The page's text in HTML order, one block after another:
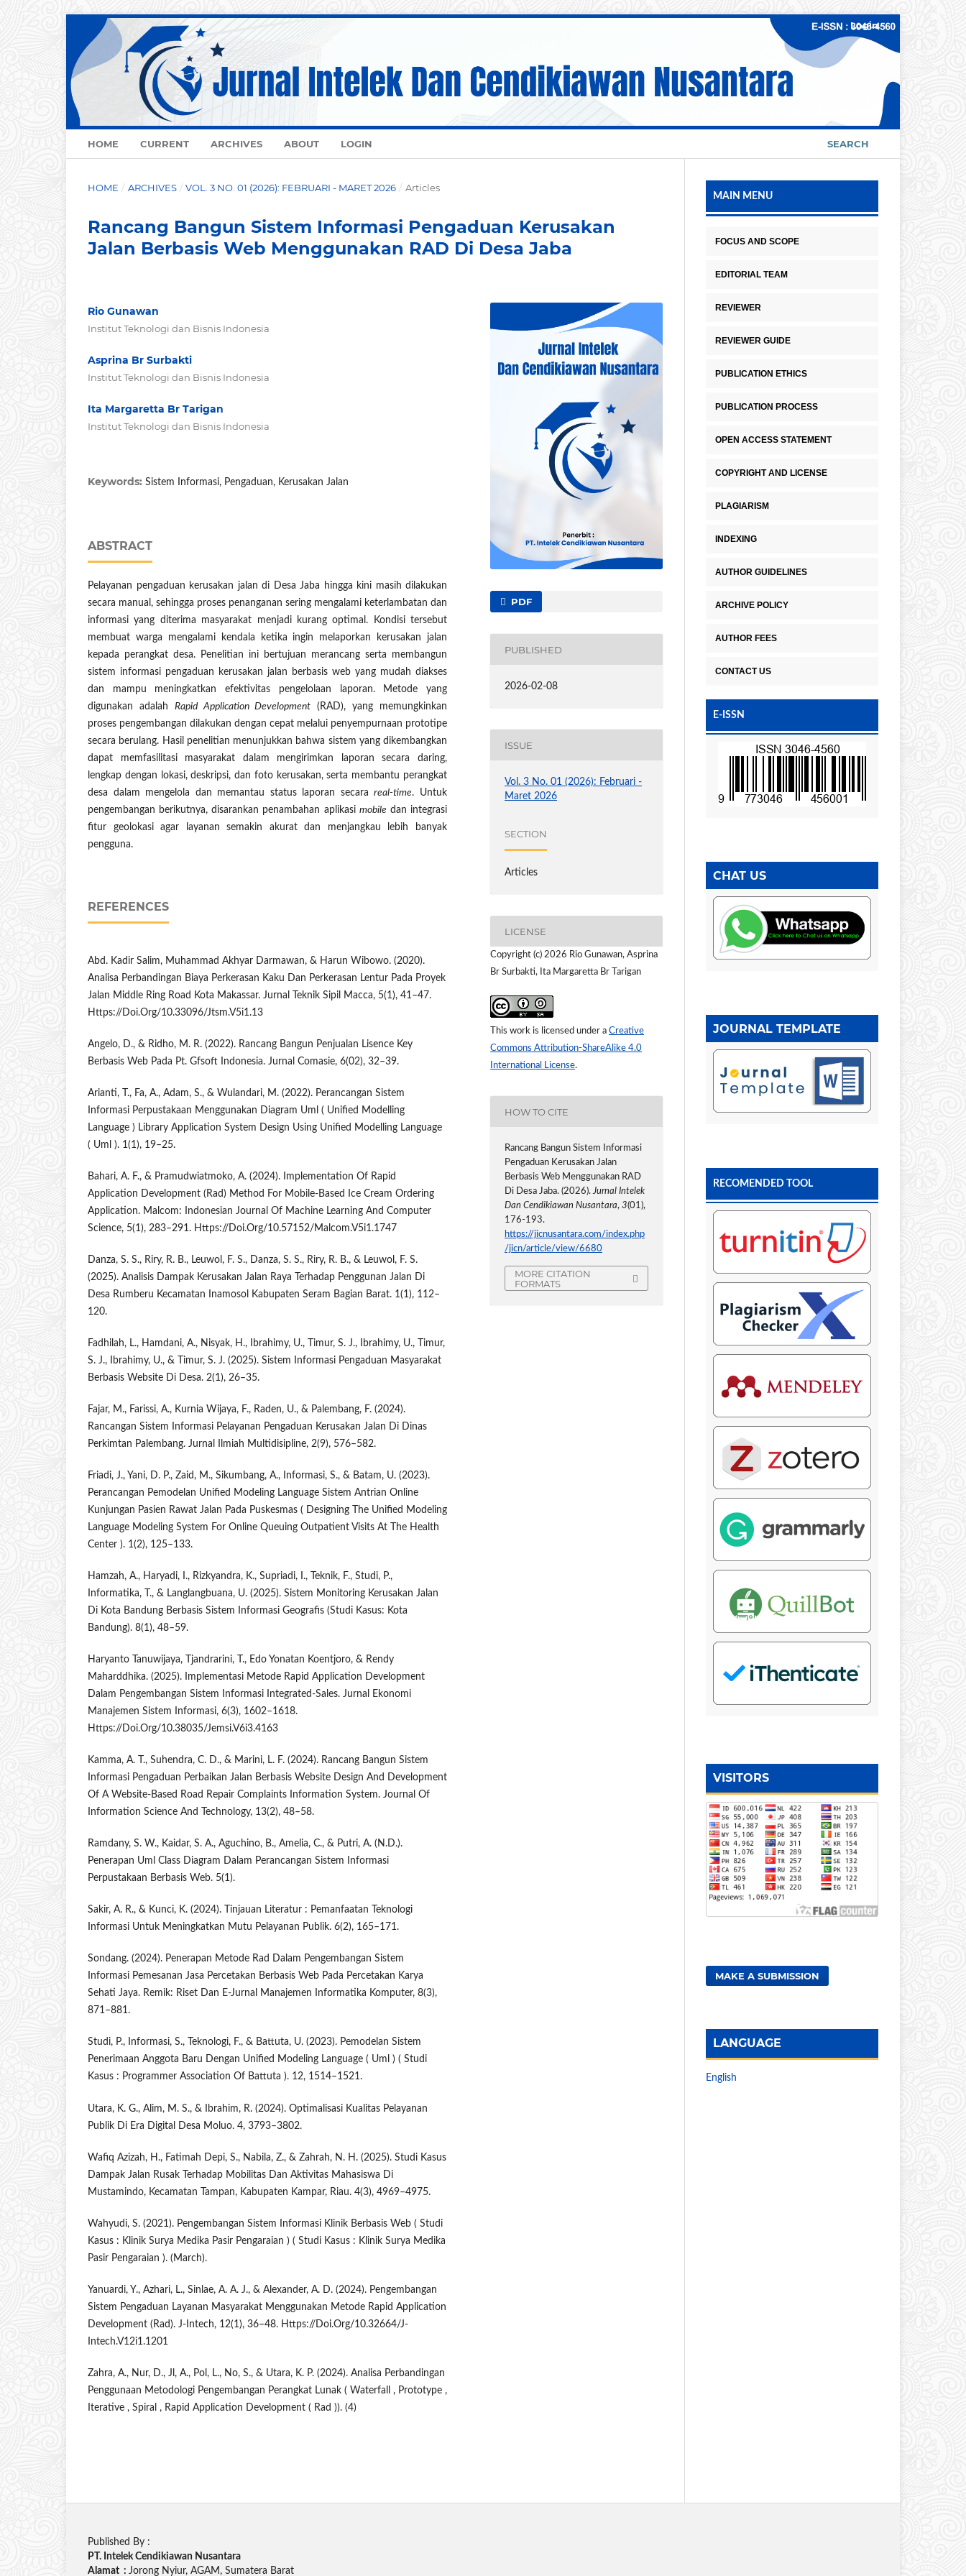
HOME CURRENT ARCHIVES ABOUT LOGIN SEARCH
Login
HOME / ARCHIVES / VOL. 3 NO. 01 (2026): FEBRUARI - MARET 2026 / Articles
Rancang Bangun Sistem Informasi Pengaduan Kerusakan
Jalan Berbasis Web Menggunakan RAD Di Desa Jaba
Rio Gunawan
Institut Teknologi dan Bisnis Indonesia
Asprina Br Surbakti
Institut Teknologi dan Bisnis Indonesia
Ita Margaretta Br Tarigan
Institut Teknologi dan Bisnis Indonesia
Keywords: Sistem Informasi, Pengaduan, Kerusakan Jalan
ABSTRACT
Pelayanan pengaduan kerusakan jalan di Desa Jaba hingga kini masih dilakukan
secara manual, sehingga proses penanganan sering mengalami keterlambatan dan
informasi yang diterima masyarakat menjadi kurang optimal. Kondisi tersebut
membuat warga mengalami kendala ketika ingin melaporkan kerusakan jalan
kepada perangkat desa. Penelitian ini bertujuan merancang serta membangun
sistem informasi pengaduan kerusakan jalan berbasis web yang mudah diakses
dan mampu meningkatkan efektivitas pengelolaan laporan. Metode yang
digunakan adalah Rapid Application Development (RAD), yang memungkinkan
proses pengembangan dilakukan dengan cepat melalui penyempurnaan prototipe
secara berulang. Hasil penelitian menunjukkan bahwa sistem yang dikembangkan
dapat memfasilitasi masyarakat dalam mengirimkan laporan secara daring,
lengkap dengan lokasi, deskripsi, dan foto kerusakan, serta membantu perangkat
desa dalam mengelola dan memantau status laporan secarareal-time. Untuk
pengembangan berikutnya, disarankan penambahan aplikasi mobile dan integrasi
fitur geolokasi agar layanan semakin akurat dan menjangkau lebih banyak
pengguna.
REFERENCES
Abd. Kadir Salim, Muhammad Akhyar Darmawan, & Harun Wibowo. (2020).
Analisa Perbandingan Biaya Perkerasan Kaku Dan Perkerasan Lentur Pada Proyek
Jalan Middle Ring Road Kota Makassar. Jurnal Teknik Sipil Macca, 5(1), 41–47.
Https://Doi.Org/10.33096/Jtsm.V5i1.13
Angelo, D., & Ridho, M. R. (2022). Rancang Bangun Penjualan Lisence Key
Berbasis Web Pada Pt. Gfsoft Indonesia. Jurnal Comasie, 6(02), 32–39.
Arianti, T., Fa, A., Adam, S., & Wulandari, M. (2022). Perancangan Sistem
Informasi Perpustakaan Menggunakan Diagram Uml ( Unified Modelling
Language ) Library Application System Design Using Unified Modelling Language
( Uml ). 1(1), 19–25.
Bahari, A. F., & Pramudwiatmoko, A. (2024). Implementation Of Rapid
Application Development (Rad) Method For Mobile-Based Ice Cream Ordering
Application. Malcom: Indonesian Journal Of Machine Learning And Computer
Science, 5(1), 283–291. Https://Doi.Org/10.57152/Malcom.V5i1.1747
Danza, S. S., Riry, R. B., Leuwol, F. S., Danza, S. S., Riry, R. B., & Leuwol, F. S.
(2025). Analisis Dampak Kerusakan Jalan Raya Terhadap Penggunan Jalan Di
Desa Rumberu Kecamatan Inamosol Kabupaten Seram Bagian Barat. 1(1), 112–
120.
Fadhilah, L., Hamdani, A., Nisyak, H., Ibrahimy, U., Timur, S. J., Ibrahimy, U., Timur,
S. J., Ibrahimy, U., & Timur, S. J. (2025). Sistem Informasi Pengaduan Masyarakat
Berbasis Website Di Desa. 2(1), 26–35.
Fajar, M., Farissi, A., Kurnia Wijaya, F., Raden, U., & Palembang, F. (2024).
Rancangan Sistem Informasi Pelayanan Pengaduan Kerusakan Jalan Di Dinas
Perkimtan Palembang. Jurnal Ilmiah Multidisipline, 2(9), 576–582.
Friadi, J., Yani, D. P., Zaid, M., Sikumbang, A., Informasi, S., & Batam, U. (2023).
Perancangan Pemodelan Unified Modeling Language Sistem Antrian Online
Kunjungan Pasien Rawat Jalan Pada Puskesmas ( Designing The Unified Modeling
Language Modeling System For Online Queuing Outpatient Visits At The Health
Center ). 1(2), 125–133.
Hamzah, A., Haryadi, I., Rizkyandra, K., Supriadi, I., Teknik, F., Studi, P.,
Informatika, T., & Langlangbuana, U. (2025). Sistem Monitoring Kerusakan Jalan
Di Kota Bandung Berbasis Sistem Informasi Geografis (Studi Kasus: Kota
Bandung). 8(1), 48–59.
Haryanto Tanuwijaya, Tjandrarini, T., Edo Yonatan Koentjoro, & Rendy
Maharddhika. (2025). Implementasi Metode Rapid Application Development
Dalam Pengembangan Sistem Informasi Integrated-Sales. Jurnal Ekonomi
Manajemen Sistem Informasi, 6(3), 1602–1618.
Https://Doi.Org/10.38035/Jemsi.V6i3.4163
Kamma, A. T., Suhendra, C. D., & Marini, L. F. (2024). Rancang Bangun Sistem
Informasi Pengaduan Perbaikan Jalan Berbasis Website Design And Development
Of A Website-Based Road Repair Complaints Information System. Journal Of
Information Science And Technology, 13(2), 48–58.
Ramdany, S. W., Kaidar, S. A., Aguchino, B., Amelia, C., & Putri, A. (N.D.).
Penerapan Uml Class Diagram Dalam Perancangan Sistem Informasi
Perpustakaan Berbasis Web. 5(1).
Sakir, A. R., & Kunci, K. (2024). Tinjauan Literatur : Pemanfaatan Teknologi
Informasi Untuk Meningkatkan Mutu Pelayanan Publik. 6(2), 165–171.
Sondang. (2024). Penerapan Metode Rad Dalam Pengembangan Sistem
Informasi Pemesanan Jasa Percetakan Berbasis Web Pada Percetakan Karya
Sehati Jaya. Remik: Riset Dan E-Jurnal Manajemen Informatika Komputer, 8(3),
871–881.
Studi, P., Informasi, S., Teknologi, F., & Battuta, U. (2023). Pemodelan Sistem
Penerimaan Anggota Baru Dengan Unified Modeling Language ( Uml ) ( Studi
Kasus : Programmer Association Of Battuta ). 12, 1514–1521.
Utara, K. G., Alim, M. S., & Ibrahim, R. (2024). Optimalisasi Kualitas Pelayanan
Publik Di Era Digital Desa Moluo. 4, 3793–3802.
Wafiq Azizah, H., Fatimah Depi, S., Nabila, Z., & Zahrah, N. H. (2025). Studi Kasus
Dampak Jalan Rusak Terhadap Mobilitas Dan Aktivitas Mahasiswa Di
Mustamindo, Kecamatan Tampan, Kabupaten Kampar, Riau. 4(3), 4969–4975.
Wahyudi, S. (2021). Pengembangan Sistem Informasi Klinik Berbasis Web ( Studi
Kasus : Klinik Surya Medika Pasir Pengaraian ) ( Studi Kasus : Klinik Surya Medika
Pasir Pengaraian ). (March).
Yanuardi, Y., Azhari, L., Sinlae, A. A. J., & Alexander, A. D. (2024). Pengembangan
Sistem Pengaduan Layanan Masyarakat Menggunakan Metode Rapid Application
Development (Rad). J-Intech, 12(1), 36–48. Https://Doi.Org/10.32664/J-
Intech.V12i1.1201
Zahra, A., Nur, D., Jl, A., Pol, L., No, S., & Utara, K. P. (2024). Analisa Perbandingan
Penggunaan Metodologi Pengembangan Perangkat Lunak ( Waterfall , Prototype ,
Iterative , Spiral , Rapid Application Development ( Rad )). (4)
PDF
PUBLISHED
2026-02-08
ISSUE
Vol. 3 No. 01 (2026): Februari -
Maret 2026
SECTION
Articles
LICENSE
Copyright (c) 2026 Rio Gunawan, Asprina
Br Surbakti, Ita Margaretta Br Tarigan
This work is licensed under a Creative
Commons Attribution-ShareAlike 4.0
International License.
HOW TO CITE
Rancang Bangun Sistem Informasi
Pengaduan Kerusakan Jalan
Berbasis Web Menggunakan RAD
Di Desa Jaba. (2026).Jurnal Intelek
Dan Cendikiawan Nusantara,3(01),
176-193.
https://jicnusantara.com/index.php
/jicn/article/view/6680
MORE CITATION
FORMATS
MAIN MENU
FOCUS AND SCOPE
EDITORIAL TEAM
REVIEWER
REVIEWER GUIDE
PUBLICATION ETHICS
PUBLICATION PROCESS
OPEN ACCESS STATEMENT
COPYRIGHT AND LICENSE
PLAGIARISM
INDEXING
AUTHOR GUIDELINES
ARCHIVE POLICY
AUTHOR FEES
CONTACT US
E-ISSN
CHAT US
JOURNAL TEMPLATE
RECOMENDED TOOL
VISITORS
MAKE A SUBMISSION
LANGUAGE
English
Published By :
PT. Intelek Cendikiawan Nusantara
Alamat : Jorong Nyiur, AGAM, Sumatera Barat